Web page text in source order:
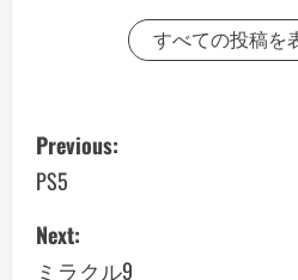
すべての投稿を
P
o
s
Previous:
PS5
Next:
ミラクル9